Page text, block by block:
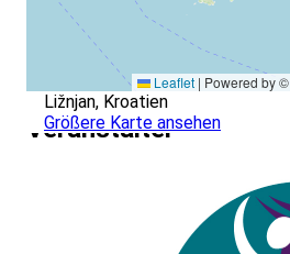
Leaflet | Powered by ©
Ližnjan, Kroatien
Größere Karte ansehen
Veranstalter